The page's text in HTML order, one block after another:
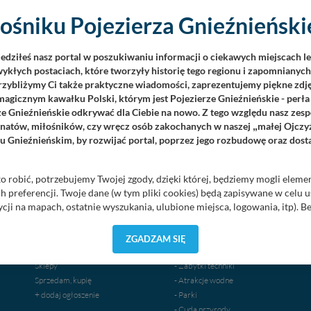
ZA 3 DNI ZA 7 DNI
Nieruchomości
Noclegi
Sklepy
Sprzedam, kupię
+ dodaj ogłoszenie
Atrakcje turystyczne
- Muzea-Izby Pamięci
- Architektura-Fortyfikacje
- Punkty widokowe
- Zabytki techniki
- Atrakcje wodne
- Parki
Pojezierza
nasz portal w poszukiwaniu informacji o ciekawych miejscach
postaciach, które tworzyły historię tego regionu i
Ci także praktyczne wiadomości, zaprezentujemy piękne
kawałku Polski, którym jest Pojezierze Gnieźnieńskie -
Gnieźnieńskie odkrywać dla Ciebie na nowo. Z tego względu nasz
miłośników, czy wręcz osób zakochanych w naszej „małej
Gnieźnieńskim, by rozwijać portal, poprzez jego rozbudowę oraz
robić, potrzebujemy Twojej zgody, dzięki której, będziemy mogli
preferencji. Twoje dane (w tym pliki cookies) będą zapisywane w celu
na mapach, ostatnie wyszukania, ulubione miejsca, logowania, itp).
jeśli masz wątpliwości co do naszych intencji, zawsze możesz
Twoich danych.
oraz nie udostępnia Twoich danych innym podmiotom oraz
gdy przekazanie Twoich danych jest elementem usługi (przekazanie
ZGADZAM SIĘ